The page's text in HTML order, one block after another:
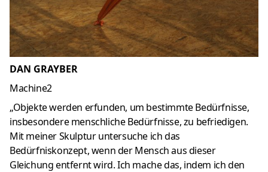
DAN GRAYBER
Machine2
„Objekte werden erfunden, um bestimmte Bedürfnisse,
insbesondere menschliche Bedürfnisse, zu befriedigen.
Mit meiner Skulptur untersuche ich das
Bedürfniskonzept, wenn der Mensch aus dieser
Gleichung entfernt wird.Ich mache das, indem ich den